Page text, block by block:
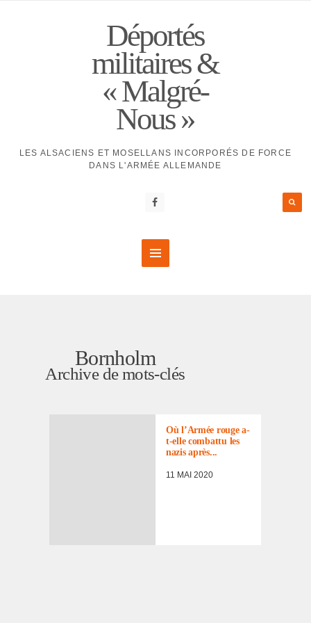
Déportés
militaires &
« Malgré-
Nous »
LES ALSACIENS ET MOSELLANS INCORPORÉS DE FORCE
DANS L'ARMÉE ALLEMANDE
Bornholm
Archive de mots-clés
Où l’Ar­mée rouge a-
t-elle combattu les
nazis après...
11 MAI 2020